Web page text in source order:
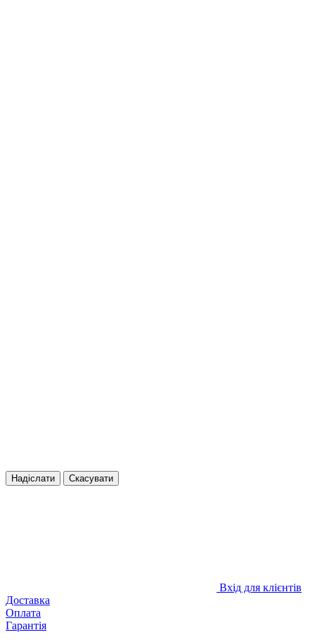
Надіслати Скасувати
Вхід для клієнтів
Доставка
Оплата
Гарантія